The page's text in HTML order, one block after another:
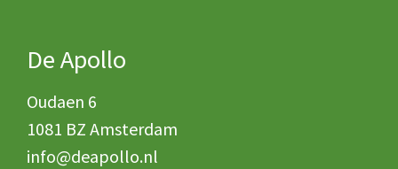
De Apollo
Oudaen 6
1081 BZ Amsterdam
info@deapollo.nl